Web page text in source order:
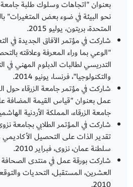
بعنوان "اتجاهات وسلوك طلبة جامعة
نحو البيئة في ضوء بعض المتغيرات"
المتحدة، بريتون، يوليو 2015.
"الوعي بما وراء المعرفة وعلاقته
التدريسي لطالبات الدبلوم المهني
والتكنولوجيا"، فرنسا، يونيو 2014.
شاركت في مؤتمر جامعة الزرقاء حول
عمل بعنوان "قياس القيمة المضافة
جامعة الزرقاء، المملكة الأردنية الهاشمية،
شاركت في المؤتمر الطلابي بجامعة
تقدير الذات على التحصيل الأكاديمي
سلطنة عمان، نزوى، فبراير 2010.
شاركت بورقة عمل في منتدى الصحافة
العشرين، المستقبل، التحديات